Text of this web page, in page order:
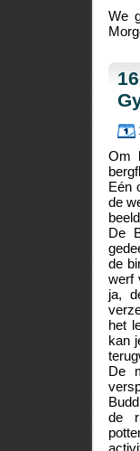
We
Om
Eén
de
De
de
werf
ja,
het
kan
De
de